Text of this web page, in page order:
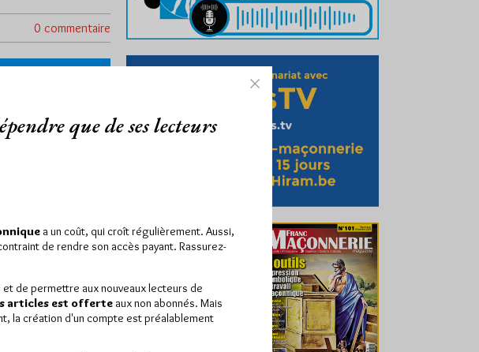
0 commentaire
: vers
à hauteur
Lu 340 fois
que de ses lecteurs
a un coût, qui croît régulièrement. Aussi,
de rendre son accès payant. Rassurez-
de permettre aux nouveaux lecteurs de
articles est offerte aux non abonnés. Mais
la création d'un compte est préalablement